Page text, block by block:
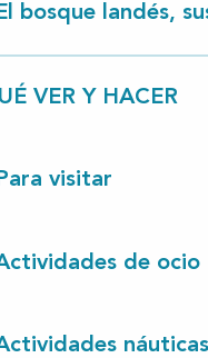
El bosque landés,
VER Y HACER
visitar
de ocio
náuticas
Uza